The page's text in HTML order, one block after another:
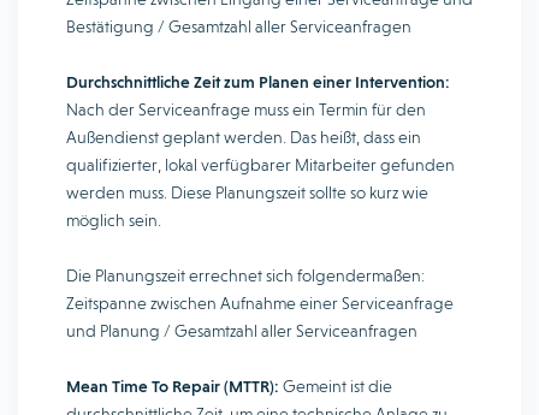
Bestätigung / Gesamtzahl aller Serviceanfragen
Durchschnittliche Zeit zum Planen einer Intervention:
Nach der Serviceanfrage muss ein Termin für den
Außendienst geplant werden. Das heißt, dass ein
qualifizierter, lokal verfügbarer Mitarbeiter gefunden
werden muss. Diese Planungszeit sollte so kurz wie
möglich sein.
Die Planungszeit errechnet sich folgendermaßen:
Zeitspanne zwischen Aufnahme einer Serviceanfrage
und Planung / Gesamtzahl aller Serviceanfragen
Mean Time To Repair (MTTR): Gemeint ist die